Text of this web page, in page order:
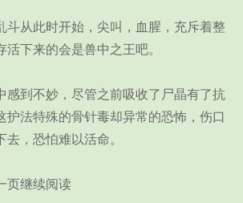
从此时开始，尖叫，血腥，充斥着整
下来的会是兽中之王吧。
到不妙，尽管之前吸收了尸晶有了抗
护法特殊的骨针毒却异常的恐怖，伤口
，恐怕难以活命。
继续阅读